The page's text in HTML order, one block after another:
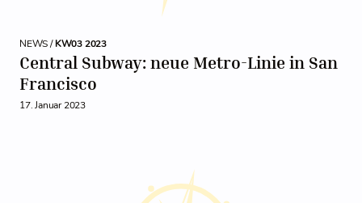
NEWS /KW03 2023
Central Subway: neue Metro-Linie in San
Francisco
17. Januar 2023